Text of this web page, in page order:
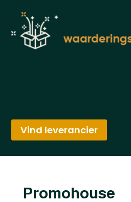
Vind leverancier
Promohouse